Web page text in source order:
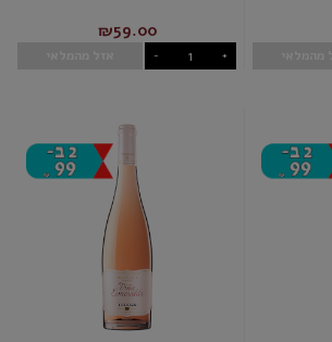
₪59.00
- +